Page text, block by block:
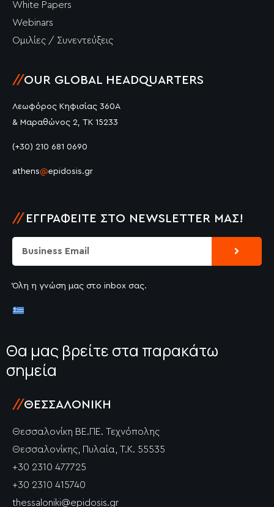
White Papers
Webinars
Ομιλίες / Συνεντεύξεις
//OUR GLOBAL HEADQUARTERS
Λεωφόρος Κηφισίας 360Α
& Μαραθώνος 2, ΤΚ 15233
(+30) 210 681 0690
athens@epidosis.gr
// ΕΓΓΡΑΦΕΊΤΕ ΣΤΟ NEWSLETTER ΜΑΣ!
Submit
Όλη η γνώση μας στο inbox σας.
Θα μας βρείτε στα παρακάτω
σημεία
//ΘΕΣΣΑΛΟΝΊΚΗ
Θεσσαλονίκη ΒΕ.ΠΕ. Τεχνόπολης
Θεσσαλονίκης, Πυλαία, Τ.Κ. 55535
+30 2310 477725
+30 2310 415740
thessaloniki@epidosis.gr